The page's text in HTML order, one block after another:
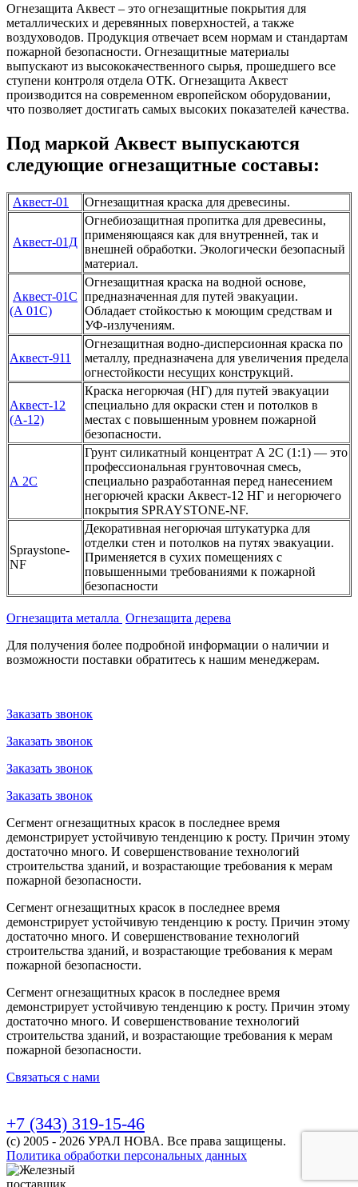
Огнезащита Аквест – это огнезащитные покрытия для
металлических и деревянных поверхностей, а также
воздуховодов. Продукция отвечает всем нормам и стандартам
пожарной безопасности. Огнезащитные материалы
выпускают из высококачественного сырья, прошедшего все
ступени контроля отдела ОТК. Огнезащита Аквест
производится на современном европейском оборудовании,
что позволяет достигать самых высоких показателей качества.
Под маркой Аквест выпускаются
следующие огнезащитные составы:
Аквест-01 Огнезащитная краска для древесины.
Аквест-01Д
Огнебиозащитная пропитка для древесины,
применяющаяся как для внутренней, так и
внешней обработки. Экологически безопасный
материал.
Аквест-01С
(А 01С)
Огнезащитная краска на водной основе,
предназначенная для путей эвакуации.
Обладает стойкостью к моющим средствам и
УФ-излучениям.
Аквест-911
Огнезащитная водно-дисперсионная краска по
металлу, предназначена для увеличения предела
огнестойкости несущих конструкций.
Аквест-12
(А-12)
Краска негорючая (НГ) для путей эвакуации
специально для окраски стен и потолков в
местах с повышенным уровнем пожарной
безопасности.
А 2С
Грунт силикатный концентрат А 2С (1:1) — это
профессиональная грунтовочная смесь,
специально разработанная перед нанесением
негорючей краски Аквест-12 НГ и негорючего
покрытия SPRAYSTONE-NF.
Spraystone-
NF
Декоративная негорючая штукатурка для
отделки стен и потолков на путях эвакуации.
Применяется в сухих помещениях с
повышенными требованиями к пожарной
безопасности
Огнезащита металла Огнезащита дерева
Для получения более подробной информации о наличии и
возможности поставки обратитесь к нашим менеджерам.
Заказать звонок
Заказать звонок
Заказать звонок
Заказать звонок
Сегмент огнезащитных красок в последнее время
демонстрирует устойчивую тенденцию к росту. Причин этому
достаточно много. И совершенствование технологий
строительства зданий, и возрастающие требования к мерам
пожарной безопасности.
Сегмент огнезащитных красок в последнее время
демонстрирует устойчивую тенденцию к росту. Причин этому
достаточно много. И совершенствование технологий
строительства зданий, и возрастающие требования к мерам
пожарной безопасности.
Сегмент огнезащитных красок в последнее время
демонстрирует устойчивую тенденцию к росту. Причин этому
достаточно много. И совершенствование технологий
строительства зданий, и возрастающие требования к мерам
пожарной безопасности.
Связаться с нами
+7 (343) 319-15-46
(с) 2005 - 2026 УРАЛ НОВА. Все права защищены.
Политика обработки персональных данных